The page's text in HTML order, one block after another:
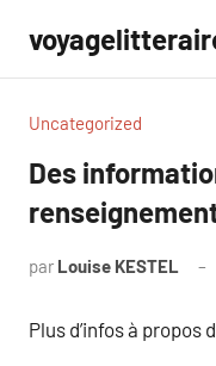
contenu
Uncategorized
Des
par Louise KESTEL
Plus d’infos à propos